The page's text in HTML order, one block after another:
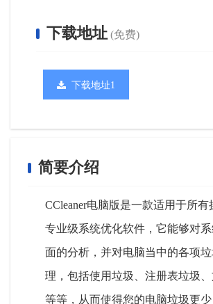
下载地址 (免费)
下载地址1
简要介绍
CCleaner电脑版是一款适用于所有
专业级系统优化软件，它能够对
面的分析，并对电脑当中的各项
理，包括使用垃圾、注册表垃圾
等等，从而使得您的电脑垃圾更